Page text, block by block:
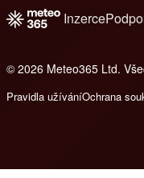
Inzerce
© 2026 Meteo365 Ltd.
Pravidla užíváníOchrana